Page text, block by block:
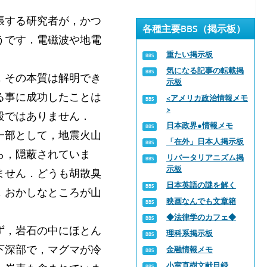
る研究者が，かつ
です．電磁波や地電
の本質は解明でき
に成功したことは
はありません．
として，地震火山
隠蔽されていま
せん．どうも胡散臭
かしなところが山
岩石の中にほとん
部で，マグマが冷
各種主要BBS（掲示板）
重たい掲示板
気になる記事の転載掲
示板
<アメリカ政治情報メモ
>
日本政界●情報メモ
「在外」日本人掲示板
リバータリアニズム掲
示板
日本英語の謎を解く
映画なんでも文章箱
◆法律学のカフェ◆
理科系掲示板
金融情報メモ